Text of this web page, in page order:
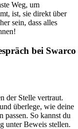
Weg, um
ist, sie direkt über
sein, dass alles
bei Swarco
der Stelle vertraut.
überlege, wie deine
passen. So kannst du
unter Beweis stellen.